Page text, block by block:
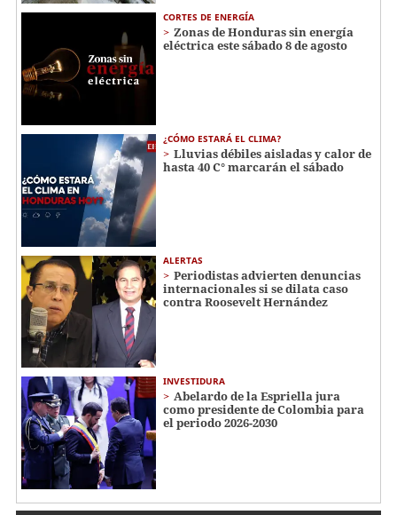
CORTES DE ENERGÍA
Zonas de Honduras sin energía
eléctrica este sábado 8 de agosto
¿CÓMO ESTARÁ EL CLIMA?
Lluvias débiles aisladas y calor de
hasta 40 C° marcarán el sábado
ALERTAS
Periodistas advierten denuncias
internacionales si se dilata caso
contra Roosevelt Hernández
INVESTIDURA
Abelardo de la Espriella jura
como presidente de Colombia para
el periodo 2026-2030